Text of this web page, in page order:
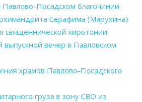
Посадском благочинии
Серафима (Марухина)
священнической хиротонии
вечер в Павловском
храмов Павлово-Посадского
груза в зону СВО из